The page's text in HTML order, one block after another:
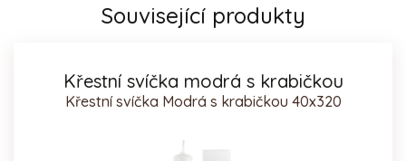
Související produkty
Křestní svíčka modrá s krabičkou
Křestní svíčka Modrá s krabičkou 40x320